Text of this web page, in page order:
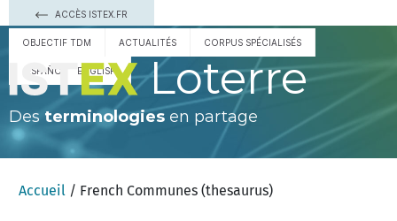
ACCÈS ISTEX.FR
OBJECTIF TDM ACTUALITÉS CORPUS SPÉCIALISÉS
ESPAÑOL ENGLISH Loterre
Des terminologies en partage
Accueil / French Communes (thesaurus)